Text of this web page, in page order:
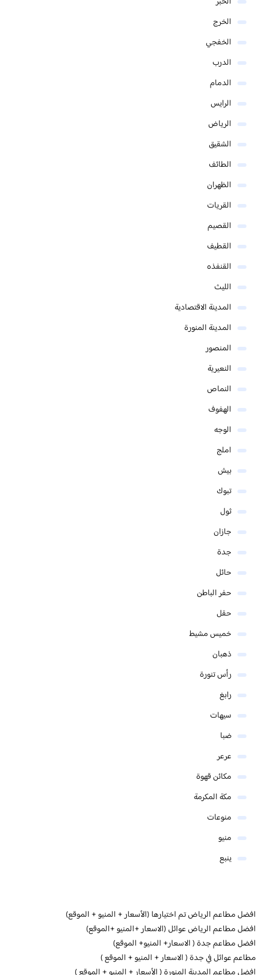
الخرج
الخفجي
الدرب
الدمام
الرايس
الرياض
الشقيق
الطائف
الظهران
القريات
القصيم
القطيف
القنفذه
الليث
المدينة الاقتصادية
المدينة المنورة
المنصور
النعيرية
النماص
الهفوف
الوجه
املج
بيش
تبوك
ثول
جازان
جدة
حائل
حفر الباطن
حقل
خميس مشيط
ذهبان
رأس تنورة
رابغ
سيهات
ضبا
عرعر
مكائن قهوة
مكة المكرمة
منوعات
منيو
ينبع
افضل مطاعم الرياض تم اختيارها (الأسعار + المنيو + الموقع)
افضل مطاعم الرياض عوائل (الاسعار +المنيو +الموقع)
افضل مطاعم جدة ( الاسعار+ المنيو+ الموقع)
مطاعم عوائل في جدة ( الاسعار + المنيو + الموقع )